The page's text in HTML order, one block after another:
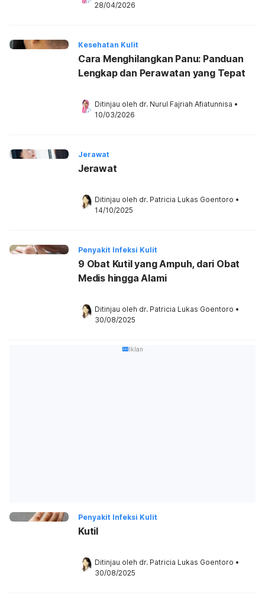
28/04/2026
Kesehatan Kulit
Cara Menghilangkan Panu: Panduan
Lengkap dan Perawatan yang Tepat
Ditinjau oleh dr. Nurul Fajriah Afiatunnisa •
10/03/2026
Jerawat
Jerawat
Ditinjau oleh dr. Patricia Lukas Goentoro •
14/10/2025
Penyakit Infeksi Kulit
9 Obat Kutil yang Ampuh, dari Obat
Medis hingga Alami
Ditinjau oleh dr. Patricia Lukas Goentoro •
30/08/2025
Iklan
Penyakit Infeksi Kulit
Kutil
Ditinjau oleh dr. Patricia Lukas Goentoro •
30/08/2025